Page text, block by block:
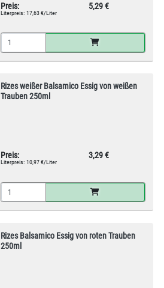
Preis: 5,29 €
Literpreis: 17,63 €/Liter
Rizes weißer Balsamico Essig von weißen
Trauben 250ml
Preis: 3,29 €
Literpreis: 10,97 €/Liter
Rizes Balsamico Essig von roten Trauben
250ml